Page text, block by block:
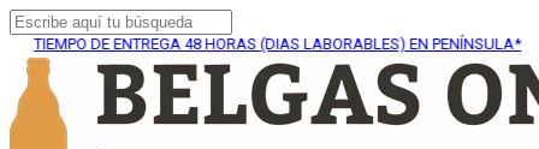
DE ENTREGA48 HORAS (DIAS LABORABLES) EN PENÍNSULA*